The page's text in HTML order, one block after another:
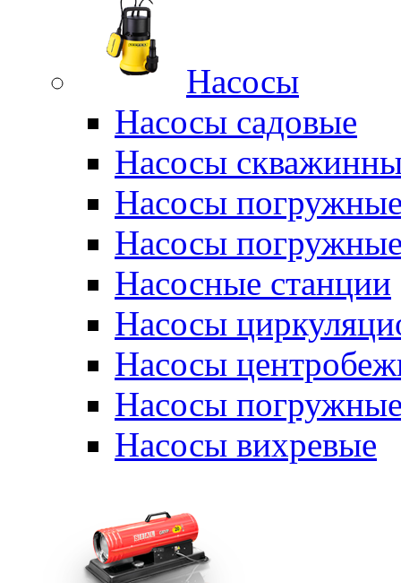
Насосы
Насосы садовые
Насосы
Насосы
Насосы
Насосные станции
Насосы
Насосы
Насосы
Насосы вихревые